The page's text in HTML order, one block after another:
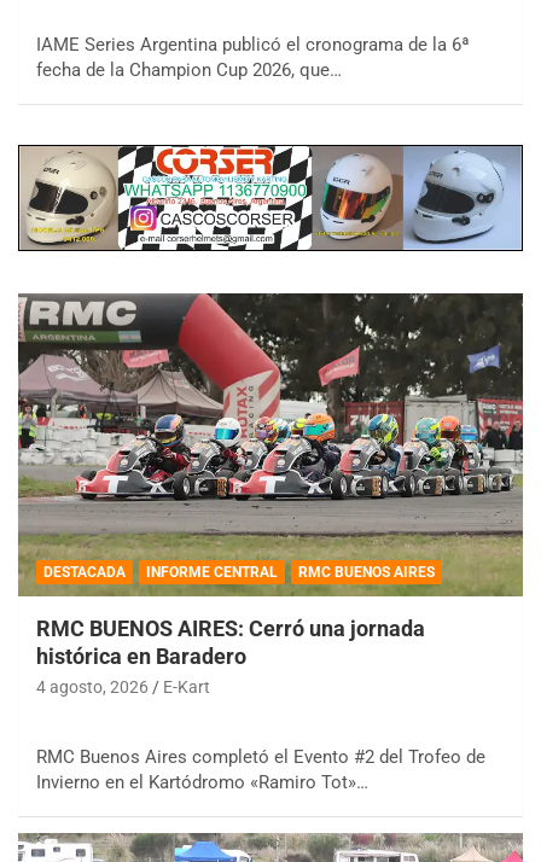
IAME Series Argentina publicó el cronograma de la 6ª
fecha de la Champion Cup 2026, que…
DESTACADA INFORME CENTRAL RMC BUENOS AIRES
RMC BUENOS AIRES: Cerró una jornada
histórica en Baradero
4 agosto, 2026 E-Kart
RMC Buenos Aires completó el Evento #2 del Trofeo de
Invierno en el Kartódromo «Ramiro Tot»…